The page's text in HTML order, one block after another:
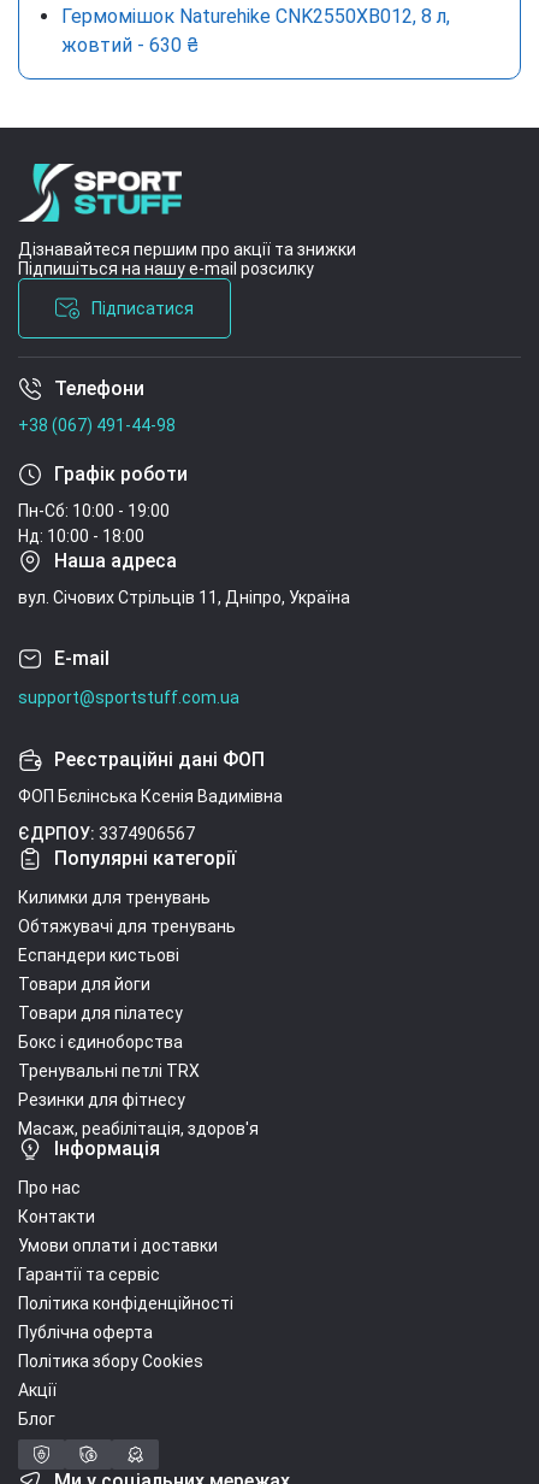
Гермомішок Naturehike CNK2550XB012, 8 л,
жовтий - 630 ₴
Дізнавайтеся першим про акції та знижки
Підпишіться на нашу e-mail розсилку
Підписатися
Умови угоди
Телефони
+38 (067) 491-44-98
Графік роботи
Пн-Сб: 10:00 - 19:00
Нд: 10:00 - 18:00
Наша адреса
вул. Січових Стрільців 11, Дніпро, Україна
E-mail
support@sportstuff.com.ua
Реєстраційні дані ФОП
ФОП Бєлінська Ксенія Вадимівна
ЄДРПОУ: 3374906567
Популярні категорії
Килимки для тренувань
Обтяжувачі для тренувань
Еспандери кистьові
Товари для йоги
Товари для пілатесу
Бокс і єдиноборства
Тренувальні петлі TRX
Резинки для фітнесу
Масаж, реабілітація, здоров'я
Інформація
Про нас
Контакти
Умови оплати і доставки
Гарантії та сервіс
Політика конфіденційності
Публічна оферта
Політика збору Cookies
Акції
Блог